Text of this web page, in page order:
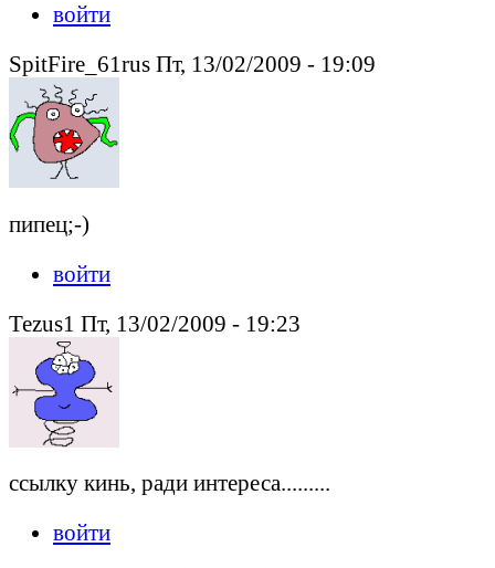
войти
SpitFire_61rus Пт, 13/02/2009 - 19:09
пипец;-)
войти
Tezus1 Пт, 13/02/2009 - 19:23
ссылку кинь, ради интереса.........
войти